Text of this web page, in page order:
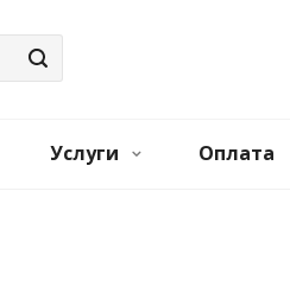
Услуги Оплата